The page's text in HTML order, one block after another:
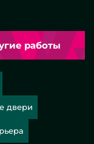
работы
двери